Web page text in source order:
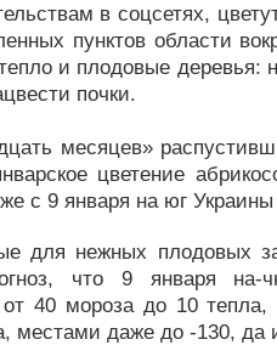
в соцсетях,
пунктов области
и плодовые
почки.
месяцев»
цветение
с 9 января на юг
для нежных плодовых
что 9 января
от 40 мороза до 10
местами даже до -130, да